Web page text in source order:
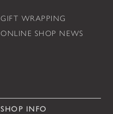
GIFT WRAPPING
ONLINE SHOP NEWS
SHOP INFO